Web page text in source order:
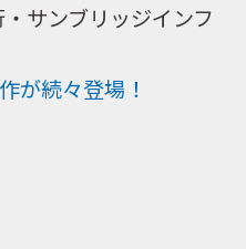
サンブリッジインフ
が続々登場！